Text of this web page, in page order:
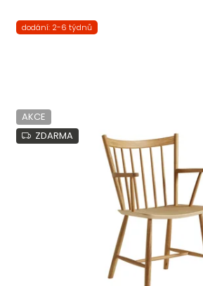
dodání: 2-6 týdnů
AKCE
ZDARMA